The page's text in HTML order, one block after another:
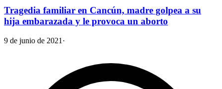
Tragedia familiar en Cancún, madre golpea a su
hija embarazada y le provoca un aborto
9 de junio de 2021 ·